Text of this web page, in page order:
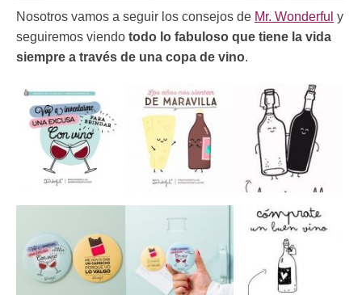
Nosotros vamos a seguir los consejos de Mr. Wonderful y
seguiremos viendo todo lo fabuloso que tiene la vida
siempre a través de una copa de vino.